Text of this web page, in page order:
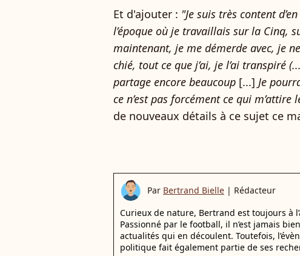
Et d'ajouter : "Je suis très content
l’époque où je travaillais sur la Cinq,
maintenant, je me démerde avec, je
chié, tout ce que j’ai, je l’ai transpiré
partage encore beaucoup [...] Je
ce n’est pas forcément ce qui m’attire
de nouveaux détails à ce sujet ce
Par Bertrand Bielle | Rédacteur
Curieux de nature, Bertrand est toujours à
Passionné par le football, il n’est jamais
actualités qui en découlent. Toutefois,
politique fait également partie de ses